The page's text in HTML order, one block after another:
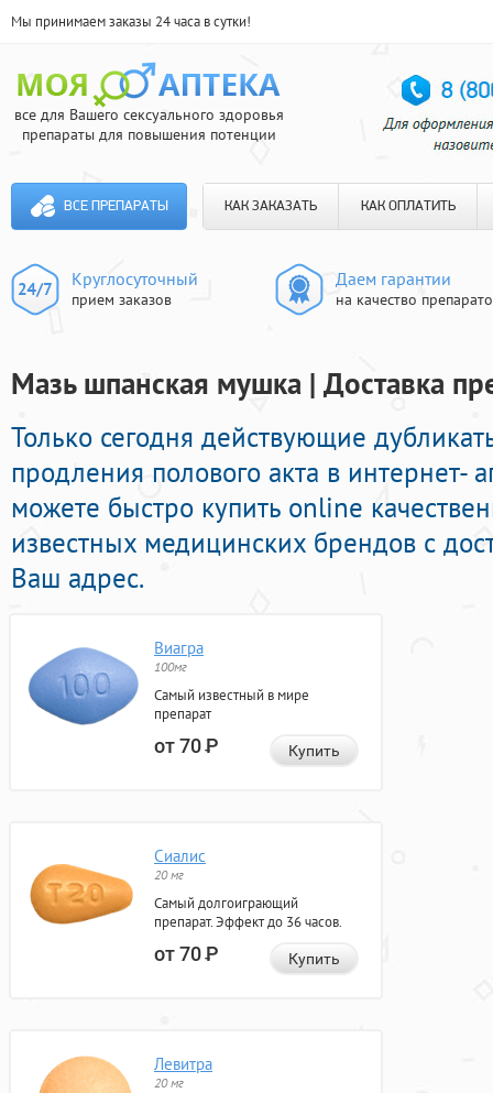
Мы принимаем заказы 24 часа в сутки!
все для Вашего сексуального здоровья
препараты для повышения потенции
ВСЕ ПРЕПАРАТЫ КАК ЗАКАЗАТЬ КАК ОПЛАТИТЬ
Круглосуточный
прием заказов
Даем гарантии
на качество
Мазь шпанская мушка | Доставка
Только сегодня действующие
продления полового акта в интернет-
можете быстро купить online
известных медицинских брендов с
Ваш адрес.
Виагра
100мг
Самый известный в мире
препарат
от 70Р Купить
Сиалис
20 мг
Самый долгоиграющий
препарат. Эффект до 36 часов.
от 70Р Купить
Левитра
20 мг